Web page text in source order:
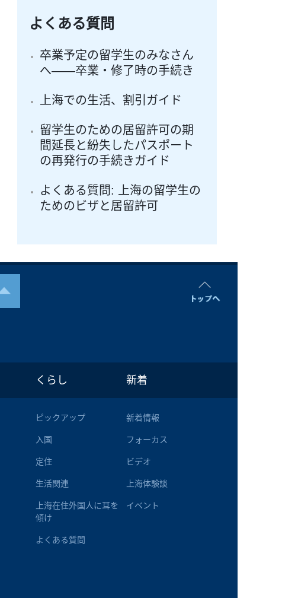
よくある質問
卒業予定の留学生のみなさん
へ――卒業・修了時の手続き
上海での生活、割引ガイド
留学生のための居留許可の期
間延長と紛失したパスポート
の再発行の手続きガイド
よくある質問: 上海の留学生の
ためのビザと居留許可
くらし
ピックアップ
入国
定住
生活関連
上海在住外国人に耳を
傾け
よくある質問
新着
新着情報
フォーカス
ビデオ
上海体験談
イベント